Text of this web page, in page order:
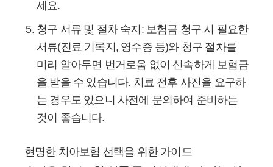
세요.
청구 서류 및 절차 숙지:보험금 청구 시 필요한
서류(진료 기록지, 영수증 등)와 청구 절차를
미리 알아두면 번거로움 없이 신속하게 보험금
을 받을 수 있습니다. 치료 전후 사진을 요구하
는 경우도 있으니 사전에 문의하여 준비하는
것이 좋습니다.
현명한 치아보험 선택을 위한 가이드